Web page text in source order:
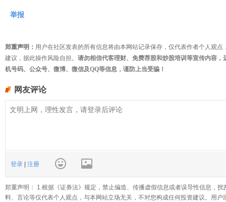
举报
郑重声明： 用户在社区发表的所有信息将由本网站记录保存，仅代表作者个人观
建议，据此操作风险自担。 请勿相信代客理财、免费荐股和炒股培训等宣传内容
机号码、公众号、微博、微信及QQ等信息，谨防上当受骗！
网友评论
登录 注册
郑重声明： 1.根据《证券法》规定，禁止编造、传播虚假信息或者误导性信息，
料、言论等仅代表个人观点，与本网站立场无关，不对您构成任何投资建议。用